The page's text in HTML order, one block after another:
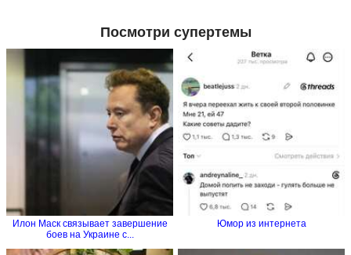
Посмотри супертемы
Илон Маск связывает завершение
боев на Украине с...
Юмор из интернета